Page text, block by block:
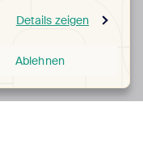
Details zeigen
Ablehnen